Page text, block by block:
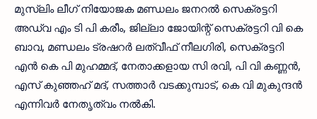
മുസ്ലിം ലീഗ് നിയോജക മണ്ഡലം ജനറല്‍ സെക്രട്ടറി
അഡ്വ എം ടി പി കരീം, ജില്ലാ ജോയിന്റ് സെക്രട്ടറി വി കെ
ബാവ, മണ്ഡലം ട്രഷറര്‍ ലത്വീഫ് നീലഗിരി, സെക്രട്ടറി
എന്‍ കെ പി മുഹമ്മദ്, നേതാക്കളായ സി രവി, പി വി കണ്ണന്‍,
എസ് കുഞ്ഞഹ് മദ്, സത്താര്‍ വടക്കുമ്പാട്, കെ വി മുകുന്ദന്‍
എന്നിവര്‍ നേതൃത്വം നല്‍കി.